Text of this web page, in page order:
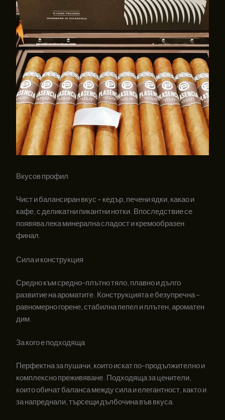
Вкусов профил
Чист и балансиран вкус – кедър, печени ядки, какао и
кафе, с деликатни пикантни нотки. Впоследствие се
появява лека минерална сладост и кремообразен
финал.
Сила и конструкция
Средно към средно-плътно тяло, плавно и дълго
развитие на ароматите. Конструкцията е безупречна –
равномерно горене, стабилна пепел и плътен, ароматен
дим.
За кого е подходяща
Перфектна за пушачи, които искат по-продължително и
комплексно преживяване. Подходяща за ценители,
които обичат баланса между сила и елегантност, както и
за напреднали, търсещи дълбочина във вкуса.